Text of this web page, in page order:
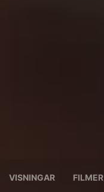
VISNINGAR FILMER